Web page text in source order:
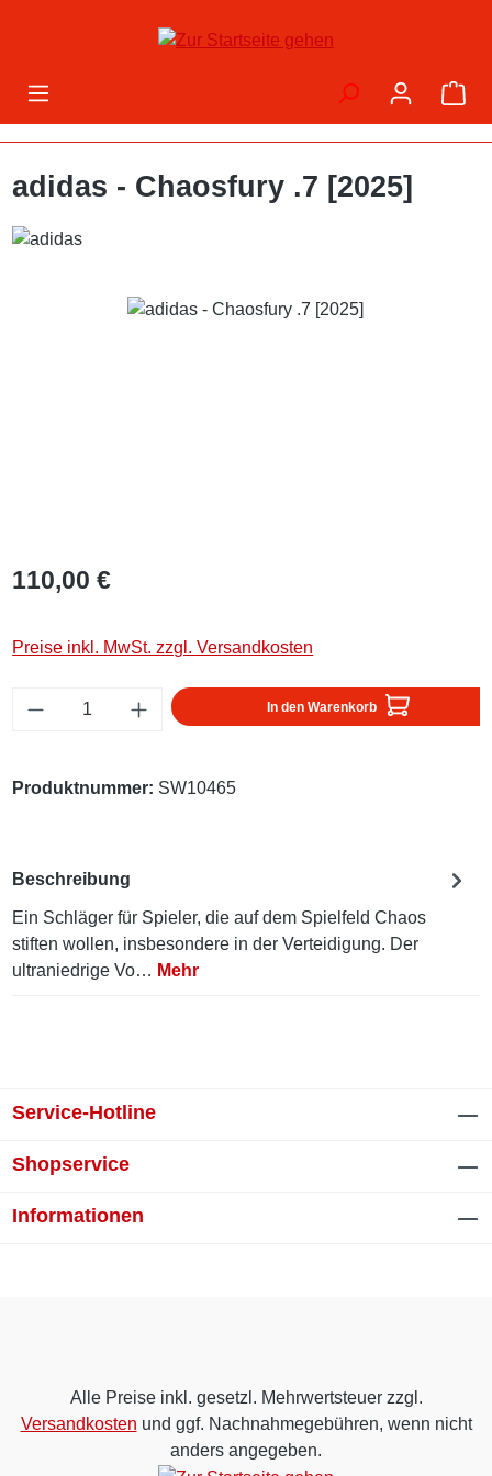
Zum Hauptinhalt springen
adidas - Chaosfury .7 [2025]
Bildergalerie überspringen
110,00 €
Preise inkl. MwSt. zzgl. Versandkosten
Produkt Anzahl: Gib den gewünschten
In den Warenkorb
Produktnummer: SW10465
Beschreibung
Ein Schläger für Spieler, die auf dem Spielfeld Chaos
stiften wollen, insbesondere in der Verteidigung. Der
ultraniedrige Vo… Mehr
Service-Hotline
Shopservice
Informationen
Alle Preise inkl. gesetzl. Mehrwertsteuer zzgl.
Versandkosten und ggf. Nachnahmegebühren, wenn nicht
anders angegeben.